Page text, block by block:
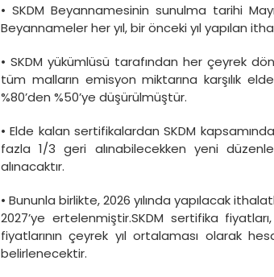
• SKDM Beyannamesinin sunulma tarihi
Beyannameler her yıl, bir önceki yıl yapılan
• SKDM yükümlüsü tarafından her çeyrek
tüm malların emisyon miktarına karşılık
%80’den %50’ye düşürülmüştür.
• Elde kalan sertifikalardan SKDM
fazla 1/3 geri alınabilecekken yeni
alınacaktır.
• Bununla birlikte, 2026 yılında yapılacak
2027’ye ertelenmiştir.SKDM sertifika
fiyatlarının çeyrek yıl ortalaması olarak
belirlenecektir.